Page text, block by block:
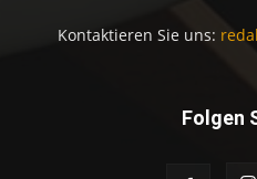
Kontaktieren Sie uns:
Folgen